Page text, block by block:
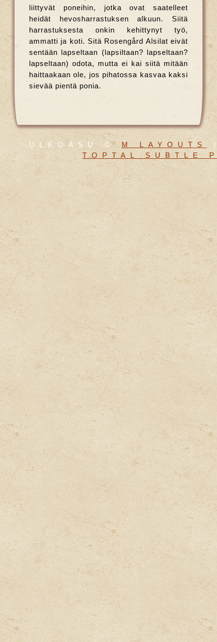
liittyvät poneihin, jotka ovat saatelleet
heidät hevosharrastuksen alkuun. Siitä
harrastuksesta onkin kehittynyt työ,
ammatti ja koti. Sitä Rosengård Alsilat eivät
sentään lapseltaan (lapsiltaan? lapseltaan?
lapseltaan) odota, mutta ei kai siitä mitään
haittaakaan ole, jos pihatossa kasvaa kaksi
sievää pientä ponia.
ULKOASU © M LAYOUTS |
TOPTAL SUBTLE